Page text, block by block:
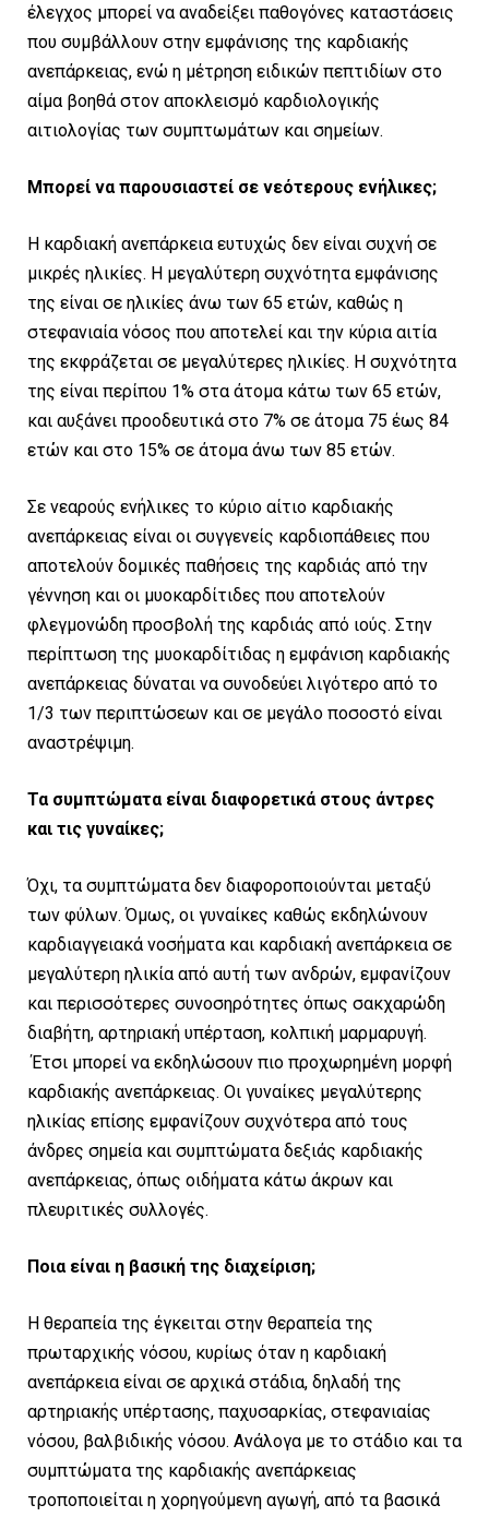
έλεγχος μπορεί να αναδείξει παθογόνες καταστάσεις
που συμβάλλουν στην εμφάνισης της καρδιακής
ανεπάρκειας, ενώ η μέτρηση ειδικών πεπτιδίων στο
αίμα βοηθά στον αποκλεισμό καρδιολογικής
αιτιολογίας των συμπτωμάτων και σημείων.
Μπορεί να παρουσιαστεί σε νεότερους ενήλικες;
Η καρδιακή ανεπάρκεια ευτυχώς δεν είναι συχνή σε
μικρές ηλικίες. Η μεγαλύτερη συχνότητα εμφάνισης
της είναι σε ηλικίες άνω των 65 ετών, καθώς η
στεφανιαία νόσος που αποτελεί και την κύρια αιτία
της εκφράζεται σε μεγαλύτερες ηλικίες. Η συχνότητα
της είναι περίπου 1% στα άτομα κάτω των 65 ετών,
και αυξάνει προοδευτικά στο 7% σε άτομα 75 έως 84
ετών και στο 15% σε άτομα άνω των 85 ετών.
Σε νεαρούς ενήλικες το κύριο αίτιο καρδιακής
ανεπάρκειας είναι οι συγγενείς καρδιοπάθειες που
αποτελούν δομικές παθήσεις της καρδιάς από την
γέννηση και οι μυοκαρδίτιδες που αποτελούν
φλεγμονώδη προσβολή της καρδιάς από ιούς. Στην
περίπτωση της μυοκαρδίτιδας η εμφάνιση καρδιακής
ανεπάρκειας δύναται να συνοδεύει λιγότερο από το
1/3 των περιπτώσεων και σε μεγάλο ποσοστό είναι
αναστρέψιμη.
Τα συμπτώματα είναι διαφορετικά στους άντρες
και τις γυναίκες;
Όχι, τα συμπτώματα δεν διαφοροποιούνται μεταξύ
των φύλων. Όμως, οι γυναίκες καθώς εκδηλώνουν
καρδιαγγειακά νοσήματα και καρδιακή ανεπάρκεια σε
μεγαλύτερη ηλικία από αυτή των ανδρών, εμφανίζουν
και περισσότερες συνοσηρότητες όπως σακχαρώδη
διαβήτη, αρτηριακή υπέρταση, κολπική μαρμαρυγή.
Έτσι μπορεί να εκδηλώσουν πιο προχωρημένη μορφή
καρδιακής ανεπάρκειας. Οι γυναίκες μεγαλύτερης
ηλικίας επίσης εμφανίζουν συχνότερα από τους
άνδρες σημεία και συμπτώματα δεξιάς καρδιακής
ανεπάρκειας, όπως οιδήματα κάτω άκρων και
πλευριτικές συλλογές.
Ποια είναι η βασική της διαχείριση;
Η θεραπεία της έγκειται στην θεραπεία της
πρωταρχικής νόσου, κυρίως όταν η καρδιακή
ανεπάρκεια είναι σε αρχικά στάδια, δηλαδή της
αρτηριακής υπέρτασης, παχυσαρκίας, στεφανιαίας
νόσου, βαλβιδικής νόσου. Ανάλογα με το στάδιο και τα
συμπτώματα της καρδιακής ανεπάρκειας
τροποποιείται η χορηγούμενη αγωγή, από τα βασικά